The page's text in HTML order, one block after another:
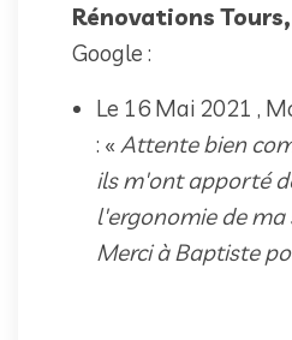
Rénovations Tours,
Google :
Le 16 Mai 2021 ,
: « Attente bien
ils m'ont apporté
l'ergonomie de ma
Merci à Baptiste